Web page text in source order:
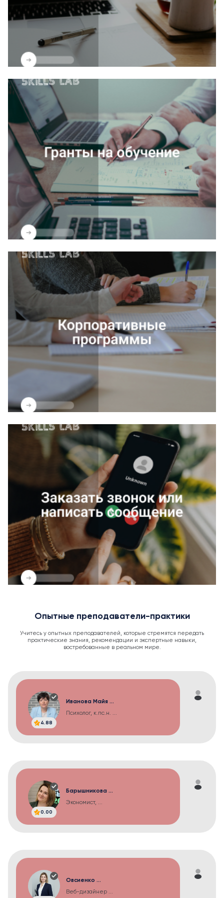
Опытные преподаватели-практики
Учитесь у опытных преподавателей, которые стремятся передать
практические знания, рекомендации и экспертные навыки,
востребованные в реальном мире.
4.88
Иванова Майя ...
Психолог, к.пс.н. ...
0.00
Барышникова ...
Экономист, ...
Овсиенко ...
Веб-дизайнер ...